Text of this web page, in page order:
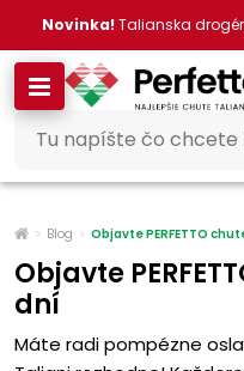
Novinka! Talianska
Blog Objavte PERFETTO
Objavte
dní
Máte radi pompézne